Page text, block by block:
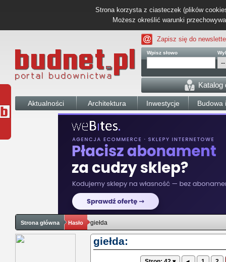
Strona korzysta z ciasteczek (plików
Możesz określić warunki
Zapisz się do
Wpisz słowo
Katalog
Aktualności Architektura Inwestycje Budowa
Strona główna Hasło giełda
giełda: